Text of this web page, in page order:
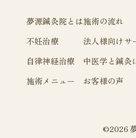
夢源鍼灸院とは
不妊治療
自律神経治療
施術メニュー
施術の流れ
法人様向けサ
中医学と鍼灸
お客様の声
©2026